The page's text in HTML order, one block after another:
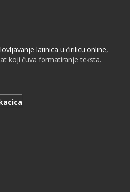
latinica u ćirilicu online,
koji čuva formatiranje teksta.